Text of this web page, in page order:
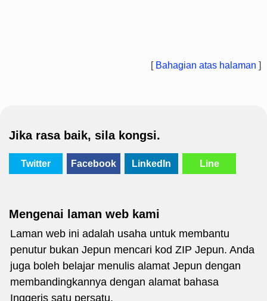
[ Bahagian atas halaman ]
Jika rasa baik, sila kongsi.
Twitter Facebook LinkedIn Line
Mengenai laman web kami
Laman web ini adalah usaha untuk membantu
penutur bukan Jepun mencari kod ZIP Jepun. Anda
juga boleh belajar menulis alamat Jepun dengan
membandingkannya dengan alamat bahasa
Inggeris satu persatu.